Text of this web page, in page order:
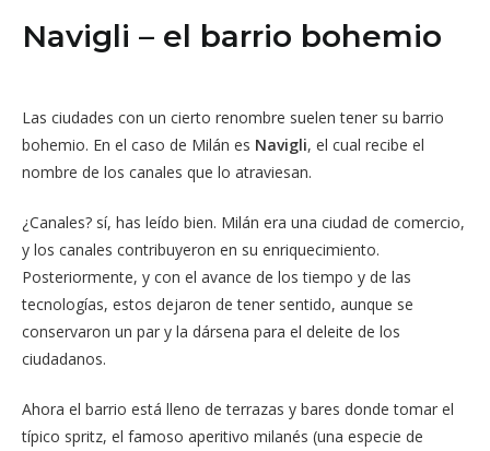
Navigli – el barrio bohemio
Las ciudades con un cierto renombre suelen tener su barrio
bohemio. En el caso de Milán es Navigli, el cual recibe el
nombre de los canales que lo atraviesan.
¿Canales? sí, has leído bien. Milán era una ciudad de comercio,
y los canales contribuyeron en su enriquecimiento.
Posteriormente, y con el avance de los tiempo y de las
tecnologías, estos dejaron de tener sentido, aunque se
conservaron un par y la dársena para el deleite de los
ciudadanos.
Ahora el barrio está lleno de terrazas y bares donde tomar el
típico spritz, el famoso aperitivo milanés (una especie de